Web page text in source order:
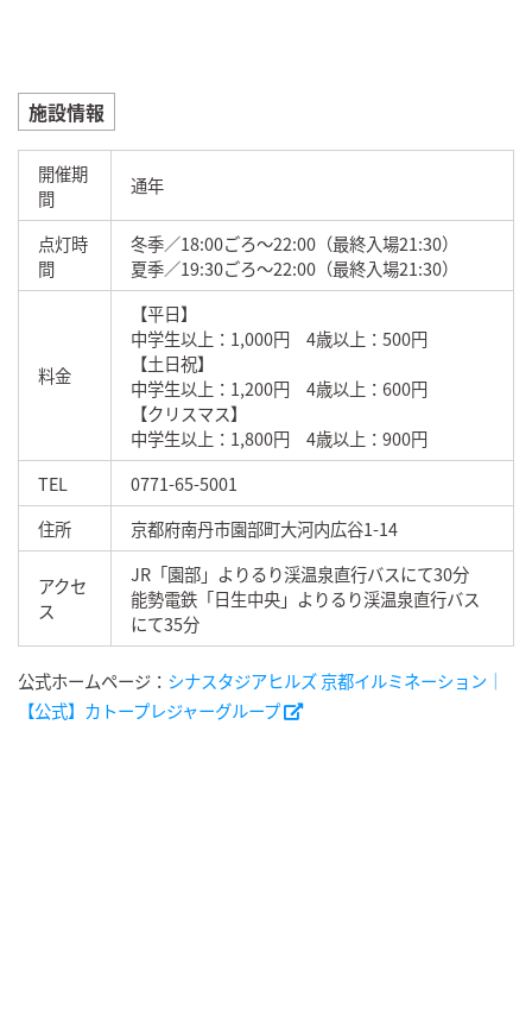
施設情報
開催期
間
通年
点灯時
間
冬季／18:00ごろ～22:00（最終入場21:30）
夏季／19:30ごろ～22:00（最終入場21:30）
料金
【平日】
中学生以上：1,000円 4歳以上：500円
【土日祝】
中学生以上：1,200円 4歳以上：600円
【クリスマス】
中学生以上：1,800円 4歳以上：900円
TEL
0771-65-5001
住所
京都府南丹市園部町大河内広谷1-14
アクセ
ス
JR「園部」よりるり渓温泉直行バスにて30分
能勢電鉄「日生中央」よりるり渓温泉直行バス
にて35分
公式ホームページ： シナスタジアヒルズ 京都イルミネーション｜
【公式】カトープレジャーグループ